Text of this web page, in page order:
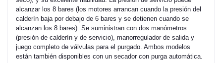
alcanzar los 8 bares (los motores arrancan cuando la presión del
calderín baja por debajo de 6 bares y se detienen cuando se
alcanzan los 8 bares). Se suministran con dos manómetros
(presión de calderín y de servicio), manorregulador de salida y
juego completo de válvulas para el purgado. Ambos modelos
están también disponibles con un secador con purga automática.